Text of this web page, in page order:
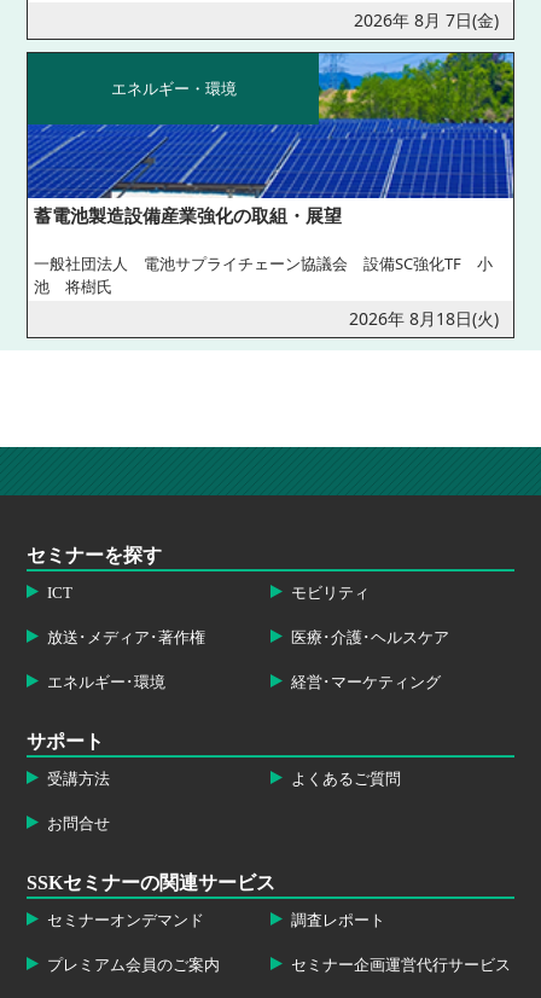
2026年 8月 7日(金)
エネルギー・環境
蓄電池製造設備産業強化の取組・展望
一般社団法人 電池サプライチェーン協議会 設備SC強化TF 小
池 将樹氏
2026年 8月18日(火)
セミナーを探す
ICT モビリティ
放送･メディア･著作権 医療･介護･ヘルスケア
エネルギー･環境 経営･マーケティング
サポート
受講方法 よくあるご質問
お問合せ
SSKセミナーの関連サービス
セミナーオンデマンド 調査レポート
プレミアム会員のご案内 セミナー企画運営代行サービス